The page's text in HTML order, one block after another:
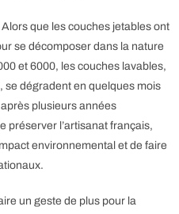
que les couches jetables ont
se décomposer dans la nature
et 6000, les couches lavables,
dégradent en quelques mois
plusieurs années
préserver l’artisanat français,
environnemental et de faire
un geste de plus pour la